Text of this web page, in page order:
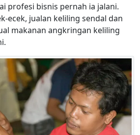
profesi bisnis pernah ia jalani.
ecek, jualan keliling sendal dan
makanan angkringan keliling